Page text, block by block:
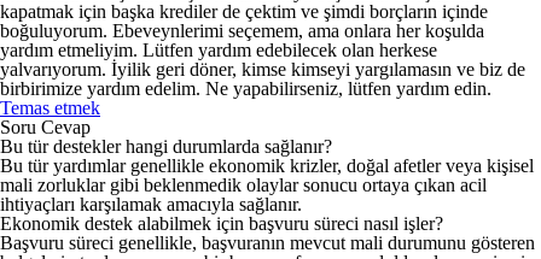
kapatmak için başka krediler de çektim ve şimdi borçların içinde
boğuluyorum. Ebeveynlerimi seçemem, ama onlara her koşulda
yardım etmeliyim. Lütfen yardım edebilecek olan herkese
yalvarıyorum. İyilik geri döner, kimse kimseyi yargılamasın ve biz de
birbirimize yardım edelim. Ne yapabilirseniz, lütfen yardım edin.
Temas etmek
Soru Cevap
Bu tür destekler hangi durumlarda sağlanır?
Bu tür yardımlar genellikle ekonomik krizler, doğal afetler veya kişisel
mali zorluklar gibi beklenmedik olaylar sonucu ortaya çıkan acil
ihtiyaçları karşılamak amacıyla sağlanır.
Ekonomik destek alabilmek için başvuru süreci nasıl işler?
Başvuru süreci genellikle, başvuranın mevcut mali durumunu gösteren